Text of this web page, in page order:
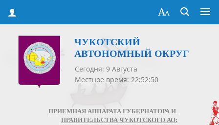
ЧУКОТСКИЙ
АВТОНОМНЫЙ ОКРУГ
Сегодня: 9 Августа
Местное время: 22:52:51
ПРИЕМНАЯ АППАРАТА ГУБЕРНАТОРА И
ПРАВИТЕЛЬСТВА ЧУКОТСКОГО АО: